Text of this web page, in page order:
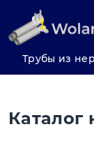
Трубы из
Каталог